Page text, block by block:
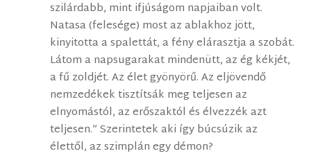
szilárdabb, mint ifjúságom napjaiban volt.
Natasa (felesége) most az ablakhoz jött,
kinyitotta a spalettát, a fény elárasztja a szobát.
Látom a napsugarakat mindenütt, az ég kékjét,
a fű zoldjét. Az élet gyönyörű. Az eljövendő
nemzedékek tisztítsák meg teljesen az
elnyomástól, az erőszaktól és élvezzék azt
teljesen.” Szerintetek aki így búcsúzik az
élettől, az szimplán egy démon?